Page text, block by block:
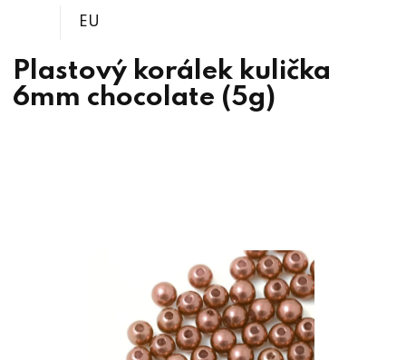
Plastový korálek kulička
6mm chocolate (5g)
EU